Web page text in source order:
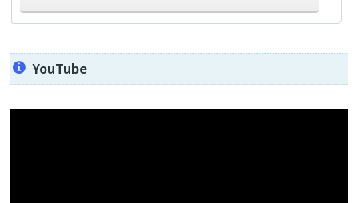
YouTube